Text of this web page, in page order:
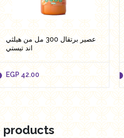
عصير برتقال 300 مل من هيلثي
اند تيستي
EGP 42.00
products